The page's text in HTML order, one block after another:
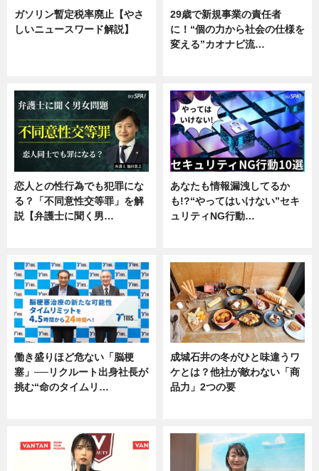
ガソリン暫定税率廃止【やさ
しいニュースワード解説】
29歳で新規事業の責任者
に！“個の力から社会の仕様を
変える”カオナビ流…
恋人との性行為でも犯罪にな
る？「不同意性交等罪」を解
説【弁護士に聞く男…
あなたも情報漏洩してるか
も!?“やってはいけない”セキ
ュリティNG行動…
働き盛りほど危ない「脳梗
塞」──リクルート出身社長が
挑む“命のタイムリ…
成城石井の冬がひと味違うワ
ケとは？他社が敵わない「商
品力」2つの要